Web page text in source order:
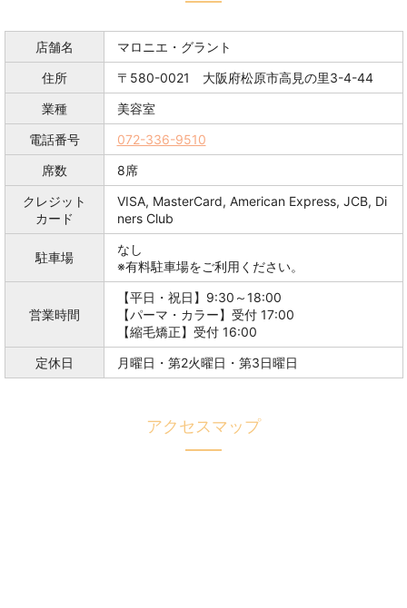
店舗名
マロニエ・グラント
住所
〒580-0021 大阪府松原市高見の里3-4-44
業種
美容室
電話番号
072-336-9510
席数
8席
クレジット
カード
VISA, MasterCard, American Express, JCB, Di
ners Club
駐車場
なし
※有料駐車場をご利用ください。
営業時間
【平日・祝日】9:30～18:00
【パーマ・カラー】受付 17:00
【縮毛矯正】受付 16:00
定休日
月曜日・第2火曜日・第3日曜日
アクセスマップ